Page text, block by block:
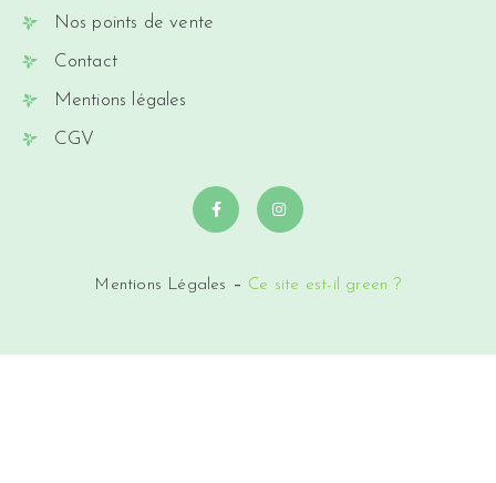
Nos points de vente
Contact
Mentions légales
CGV
Mentions Légales – Ce site est-il green ?